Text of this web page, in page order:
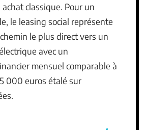
classique. Pour un
le leasing social représente
le plus direct vers un
avec un
mensuel comparable à
000 euros étalé sur